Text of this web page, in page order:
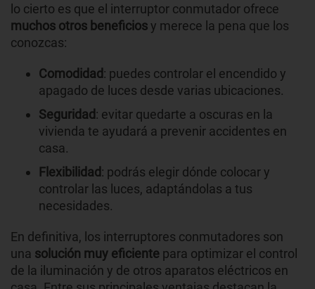
lo cierto es que el interruptor conmutador ofrece
muchos otros beneficiosy merece la pena que los
conozcas:
Comodidad : puedes controlar el encendido y
apagado de luces desde varias ubicaciones.
Seguridad : evitar quedarte a oscuras en la
vivienda te ayudará a prevenir accidentes en
casa.
Flexibilidad : podrás elegir dónde colocar y
controlar las luces, adaptándolas a tus
necesidades.
En definitiva, los interruptores conmutadores son
una solución muy eficiente para optimizar el control
de la iluminación y de otros aparatos eléctricos en